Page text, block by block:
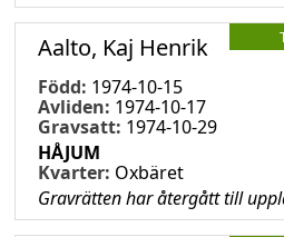
Aalto, Kaj Henrik
Född: 1974-10-15
Avliden: 1974-10-17
Gravsatt: 1974-10-29
HÅJUM
Kvarter: Oxbäret
Gravrätten har återgått till